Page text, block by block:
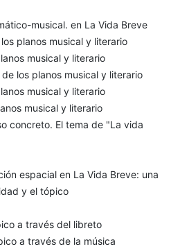
musical. en La Vida Breve
planos musical y literario
musical y literario
los planos musical y literario
musical y literario
musical y literario
concreto. El tema de "La vida
espacial en La Vida Breve: una
y el tópico
a través del libreto
a través de la música